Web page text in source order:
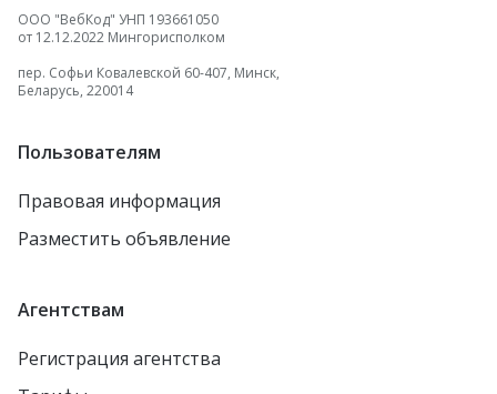
ООО "ВебКод" УНП 193661050
от 12.12.2022 Мингорисполком
пер. Софьи Ковалевской 60-407, Минск,
Беларусь, 220014
Пользователям
Правовая информация
Разместить объявление
Агентствам
Регистрация агентства